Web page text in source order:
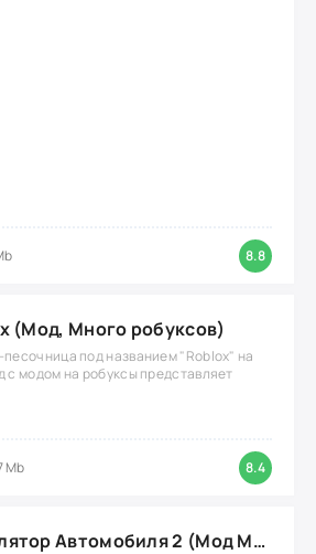
8.8
(Мод, Много робуксов)
под названием "Roblox" на
с модом на робуксы представляет
Mb 8.4
Симулятор Автомобиля 2 (Мод Много денег/Всё открыто)